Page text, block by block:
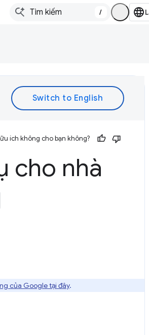
/
ích không cho bạn không?
cho nhà
của Google tại đây.